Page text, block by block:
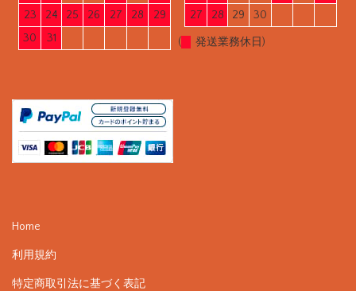
23
24 25 26 27 28
29
30
31
27
28 29 30
( 発送業務休日)
Home
利用規約
特定商取引法に基づく表記